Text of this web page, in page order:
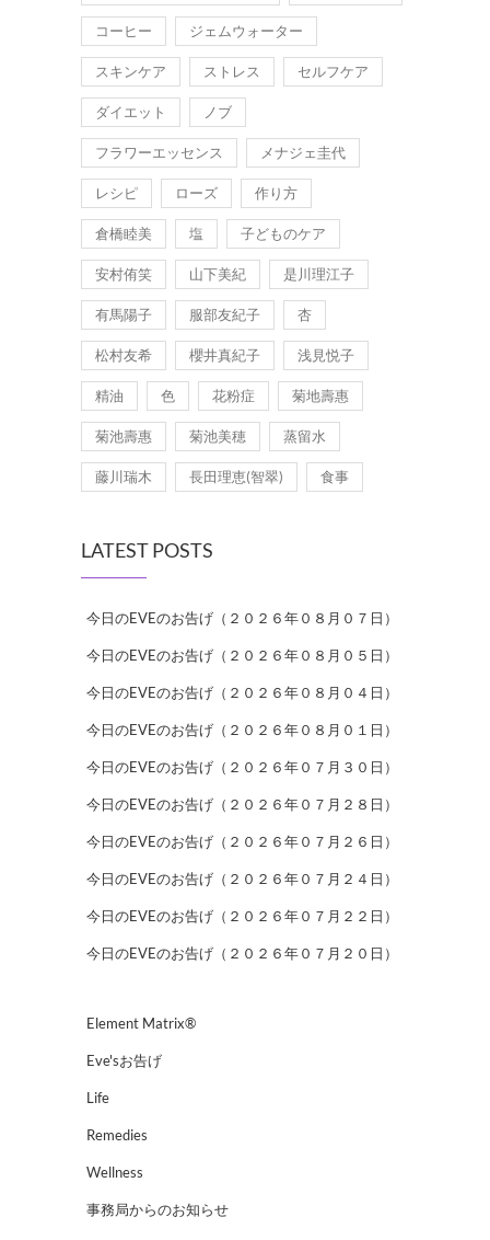
コーヒー ジェムウォーター
スキンケア ストレス セルフケア
ダイエット ノブ
フラワーエッセンス メナジェ圭代
レシピ ローズ 作り方
倉橋睦美 塩 子どものケア
安村侑笑 山下美紀 是川理江子
有馬陽子 服部友紀子 杏
松村友希 櫻井真紀子 浅見悦子
精油 色 花粉症 菊地壽惠
菊池壽惠 菊池美穂 蒸留水
藤川瑞木 長田理恵(智翠) 食事
LATEST POSTS
今日のEVEのお告げ（２０２６年０８月０７日）
今日のEVEのお告げ（２０２６年０８月０５日）
今日のEVEのお告げ（２０２６年０８月０４日）
今日のEVEのお告げ（２０２６年０８月０１日）
今日のEVEのお告げ（２０２６年０７月３０日）
今日のEVEのお告げ（２０２６年０７月２８日）
今日のEVEのお告げ（２０２６年０７月２６日）
今日のEVEのお告げ（２０２６年０７月２４日）
今日のEVEのお告げ（２０２６年０７月２２日）
今日のEVEのお告げ（２０２６年０７月２０日）
Element Matrix®
Eve'sお告げ
Life
Remedies
Wellness
事務局からのお知らせ